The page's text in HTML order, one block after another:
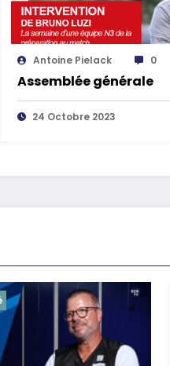
Antoine Pielack 0
Assemblée générale
24 Octobre 2023